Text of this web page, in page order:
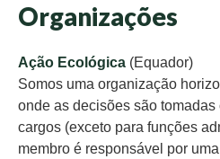
Organizações
Ação Ecológica (Equador)
Somos uma organização
onde as decisões são
cargos (exceto para funções
membro é responsável por